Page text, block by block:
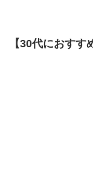
【30代におすす